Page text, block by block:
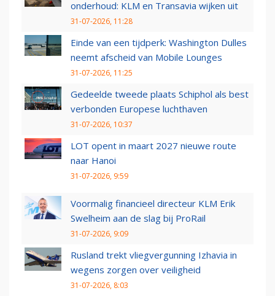
onderhoud: KLM en Transavia wijken uit
31-07-2026, 11:28
Einde van een tijdperk: Washington Dulles
neemt afscheid van Mobile Lounges
31-07-2026, 11:25
Gedeelde tweede plaats Schiphol als best
verbonden Europese luchthaven
31-07-2026, 10:37
LOT opent in maart 2027 nieuwe route
naar Hanoi
31-07-2026, 9:59
Voormalig financieel directeur KLM Erik
Swelheim aan de slag bij ProRail
31-07-2026, 9:09
Rusland trekt vliegvergunning Izhavia in
wegens zorgen over veiligheid
31-07-2026, 8:03